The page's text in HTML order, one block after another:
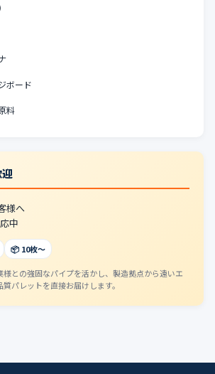
ボード
料
様へ
中
📦 10枚〜
との強固なパイプを活かし、製造拠点から遠いエ
パレットを直接お届けします。